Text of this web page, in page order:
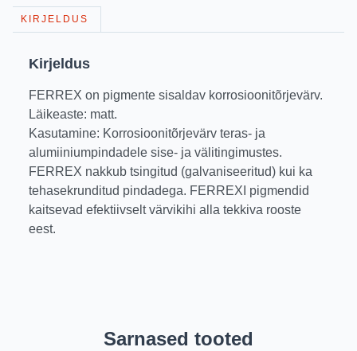
KIRJELDUS
Kirjeldus
FERREX on pigmente sisaldav korrosioonitõrjevärv.
Läikeaste: matt.
Kasutamine: Korrosioonitõrjevärv teras- ja
alumiiniumpindadele sise- ja välitingimustes.
FERREX nakkub tsingitud (galvaniseeritud) kui ka
tehasekrunditud pindadega. FERREXI pigmendid
kaitsevad efektiivselt värvikihi alla tekkiva rooste
eest.
Sarnased tooted